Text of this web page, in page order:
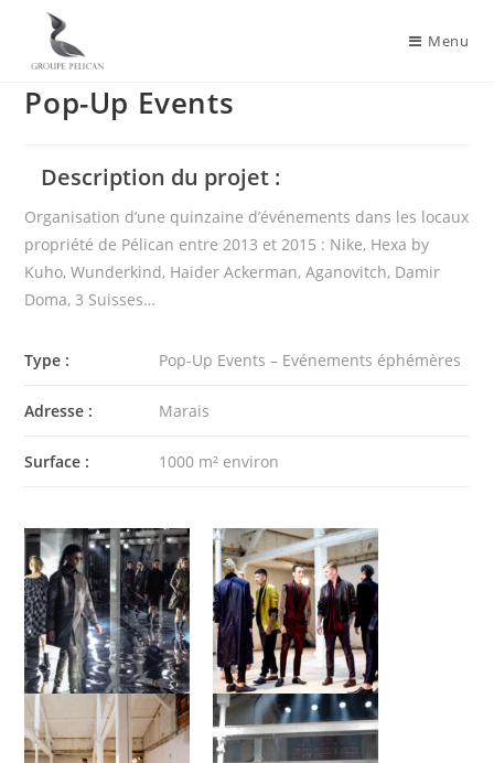
Menu
Pop-Up Events
Description du projet :
Organisation d’une quinzaine d’événements dans les locaux
propriété de Pélican entre 2013 et 2015 : Nike, Hexa by
Kuho, Wunderkind, Haider Ackerman, Aganovitch, Damir
Doma, 3 Suisses…
Type : Pop-Up Events – Evénements éphémères
Adresse : Marais
Surface : 1000 m² environ